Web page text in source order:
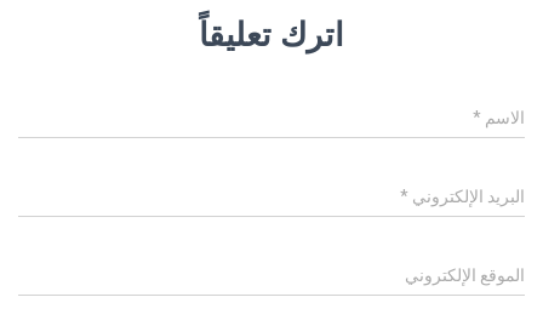
اترك تعليقاً
الاسم *
البريد الإلكتروني *
الموقع الإلكتروني